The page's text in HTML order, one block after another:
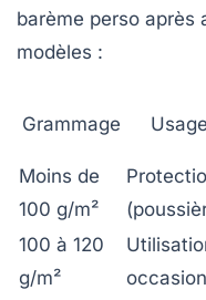
barème perso après
modèles :
Grammage
Moins de
100 g/m²
100 à 120
g/m²